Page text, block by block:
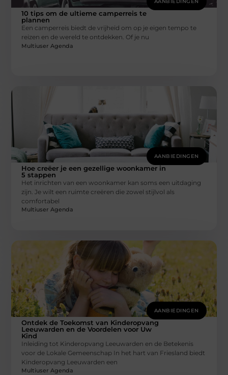
AANBIEDINGEN
10 tips om de ultieme camperreis te
plannen
Een camperreis biedt de vrijheid om op je eigen tempo te
reizen en de wereld te ontdekken. Of je nu
Multiuser Agenda
AANBIEDINGEN
Hoe creëer je een gezellige woonkamer in
5 stappen
Het inrichten van een woonkamer kan soms een uitdaging
zijn. Je wilt een ruimte creëren die zowel stijlvol als
comfortabel
Multiuser Agenda
AANBIEDINGEN
Ontdek de Toekomst van Kinderopvang
Leeuwarden en de Voordelen voor Uw
Kind
Inleiding tot Kinderopvang Leeuwarden en de Betekenis
voor de Lokale Gemeenschap In het hart van Friesland biedt
Kinderopvang Leeuwarden een
Multiuser Agenda